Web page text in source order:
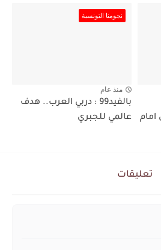
امام
نجومنا التونسية
منذ عام
بالفيد99 : دربي العرب.. هدف
عالمي للجبري
تعليقات